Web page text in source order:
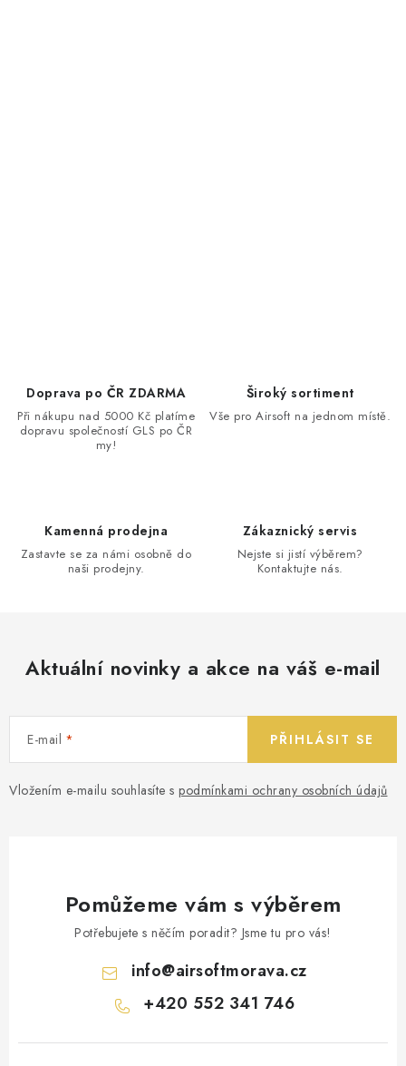
Doprava po ČR ZDARMA
Při nákupu nad 5000 Kč platíme
dopravu společností GLS po ČR
my!
Široký sortiment
Vše pro Airsoft na jednom místě.
Kamenná prodejna
Zastavte se za námi osobně do
naši prodejny.
Zákaznický servis
Nejste si jistí výběrem?
Kontaktujte nás.
Aktuální novinky a akce na váš e-mail
E-mail
Vložením e-mailu souhlasíte s podmínkami ochrany osobních údajů
PŘIHLÁSIT SE
Pomůžeme vám s výběrem
Potřebujete s něčím poradit? Jsme tu pro vás!
info@airsoftmorava.cz
+420 552 341 746